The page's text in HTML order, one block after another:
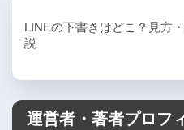
LINEの下書きはどこ？見方
説
運営者・著者プロフ